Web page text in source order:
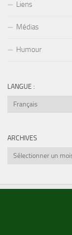
Liens
Médias
Humour
LANGUE :
ARCHIVES
Archives